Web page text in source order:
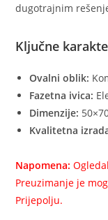
dugotrajnim
Ključne
Ovalni oblik:
Fazetna ivica:
Dimenzije:
Kvalitetna
Napomena:
Preuzimanje je
Prijepolju.